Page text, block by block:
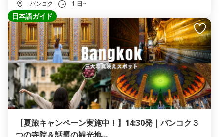
バンコク 1 日~
日本語ガイド
【夏旅キャンペーン実施中！】14:30発｜バンコク３
つの寺院＆話題の観光地...